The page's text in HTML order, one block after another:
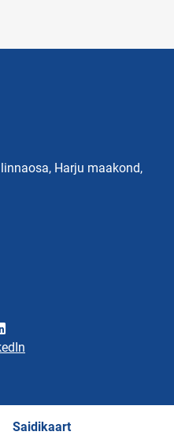
Harju maakond,
Saidikaart